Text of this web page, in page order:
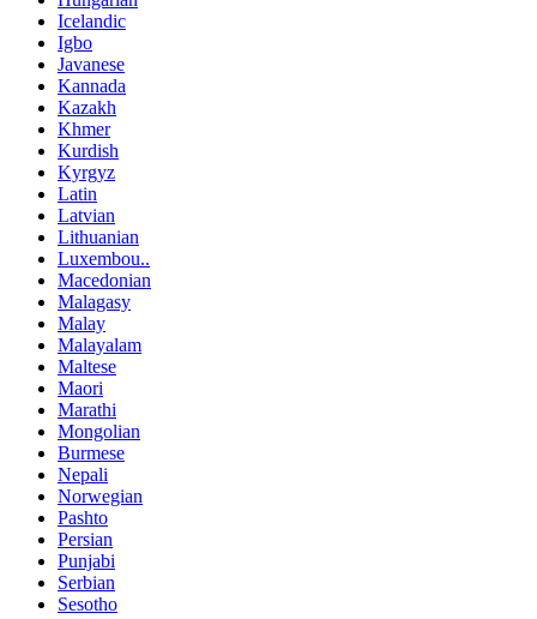
Icelandic
Igbo
Javanese
Kannada
Kazakh
Khmer
Kurdish
Kyrgyz
Latin
Latvian
Lithuanian
Luxembou..
Macedonian
Malagasy
Malay
Malayalam
Maltese
Maori
Marathi
Mongolian
Burmese
Nepali
Norwegian
Pashto
Persian
Punjabi
Serbian
Sesotho